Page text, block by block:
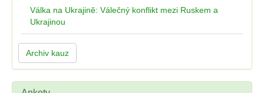
Válka na Ukrajině: Válečný konflikt mezi Ruskem a
Ukrajinou
Archiv kauz